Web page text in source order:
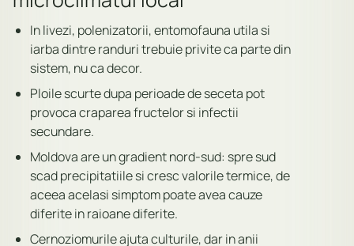
In livezi, polenizatorii, entomofauna utila si
iarba dintre randuri trebuie privite ca parte din
sistem, nu ca decor.
Ploile scurte dupa perioade de seceta pot
provoca craparea fructelor si infectii
secundare.
Moldova are un gradient nord-sud: spre sud
scad precipitatiile si cresc valorile termice, de
aceea acelasi simptom poate avea cauze
diferite in raioane diferite.
Cernoziomurile ajuta culturile, dar in anii